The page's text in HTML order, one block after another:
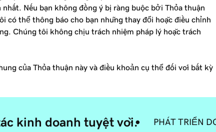
Nếu bạn không đồng ý bị ràng buộc bởi Thỏa thuận
có thể thông báo cho bạn những thay đổi hoặc điều chỉnh
Chúng tôi không chịu trách nhiệm pháp lý hoặc trách
của Thỏa thuận này và điều khoản cụ thể đối với bất kỳ
kinh doanh tuyệt vời. PHÁT TRIỂN